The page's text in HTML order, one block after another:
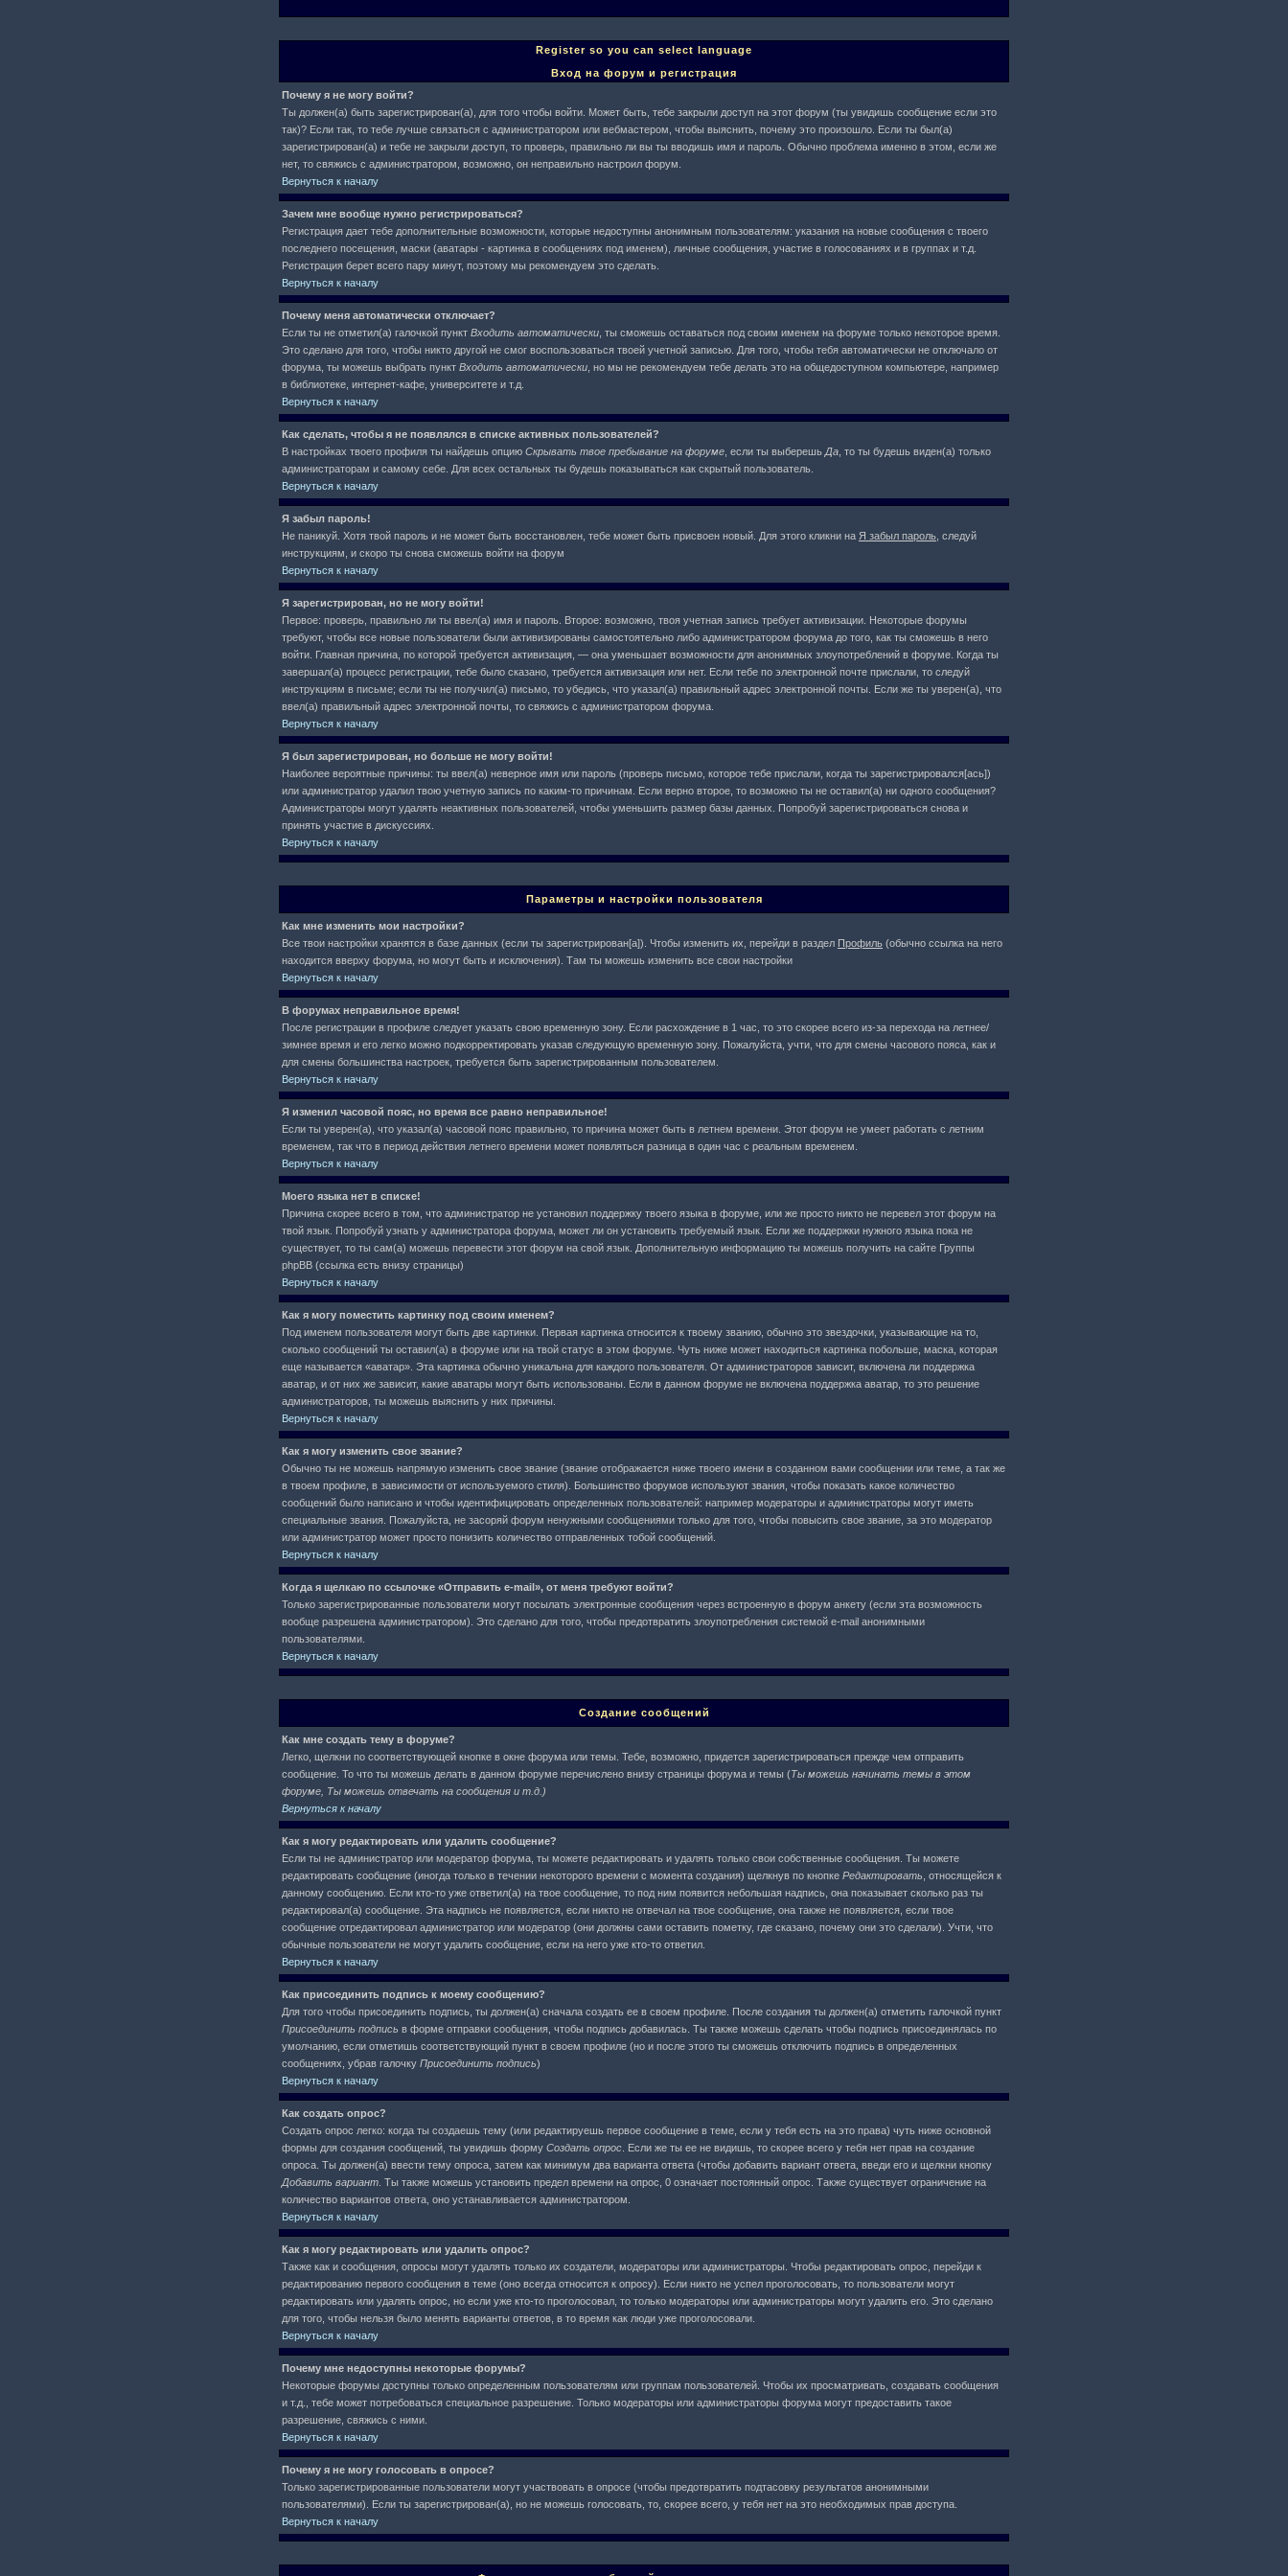
Register so you can select language
Вход на форум и регистрация
Почему я не могу войти?
Ты должен(а) быть зарегистрирован(а), для того чтобы войти. Может быть, тебе закрыли доступ на этот форум (ты увидишь сообщение если это
так)? Если так, то тебе лучше связаться с администратором или вебмастером, чтобы выяснить, почему это произошло. Если ты был(а)
зарегистрирован(а) и тебе не закрыли доступ, то проверь, правильно ли вы ты вводишь имя и пароль. Обычно проблема именно в этом, если же
нет, то свяжись с администратором, возможно, он неправильно настроил форум.
Вернуться к началу
Зачем мне вообще нужно регистрироваться?
Регистрация дает тебе дополнительные возможности, которые недоступны анонимным пользователям: указания на новые сообщения с твоего
последнего посещения, маски (аватары - картинка в сообщениях под именем), личные сообщения, участие в голосованиях и в группах и т.д.
Регистрация берет всего пару минут, поэтому мы рекомендуем это сделать.
Вернуться к началу
Почему меня автоматически отключает?
Если ты не отметил(а) галочкой пункт Входить автоматически , ты сможешь оставаться под своим именем на форуме только некоторое время.
Это сделано для того, чтобы никто другой не смог воспользоваться твоей учетной записью. Для того, чтобы тебя автоматически не отключало от
форума, ты можешь выбрать пункт Входить автоматически , но мы не рекомендуем тебе делать это на общедоступном компьютере, например
в библиотеке, интернет-кафе, университете и т.д.
Вернуться к началу
Как сделать, чтобы я не появлялся в списке активных пользователей?
В настройках твоего профиля ты найдешь опцию Скрывать твое пребывание на форуме , если ты выберешь Да , то ты будешь виден(а) только
администраторам и самому себе. Для всех остальных ты будешь показываться как скрытый пользователь.
Вернуться к началу
Я забыл пароль!
Не паникуй. Хотя твой пароль и не может быть восстановлен, тебе может быть присвоен новый. Для этого кликни на Я забыл пароль , следуй
инструкциям, и скоро ты снова сможешь войти на форум
Вернуться к началу
Я зарегистрирован, но не могу войти!
Первое: проверь, правильно ли ты ввел(а) имя и пароль. Второе: возможно, твоя учетная запись требует активизации. Некоторые форумы
требуют, чтобы все новые пользователи были активизированы самостоятельно либо администратором форума до того, как ты сможешь в него
войти. Главная причина, по которой требуется активизация, — она уменьшает возможности для анонимных злоупотреблений в форуме. Когда ты
завершал(а) процесс регистрации, тебе было сказано, требуется активизация или нет. Если тебе по электронной почте прислали, то следуй
инструкциям в письме; если ты не получил(а) письмо, то убедись, что указал(а) правильный адрес электронной почты. Если же ты уверен(а), что
ввел(а) правильный адрес электронной почты, то свяжись с администратором форума.
Вернуться к началу
Я был зарегистрирован, но больше не могу войти!
Наиболее вероятные причины: ты ввел(а) неверное имя или пароль (проверь письмо, которое тебе прислали, когда ты зарегистрировался[ась])
или администратор удалил твою учетную запись по каким-то причинам. Если верно второе, то возможно ты не оставил(а) ни одного сообщения?
Администраторы могут удалять неактивных пользователей, чтобы уменьшить размер базы данных. Попробуй зарегистрироваться снова и
принять участие в дискуссиях.
Вернуться к началу
Параметры и настройки пользователя
Как мне изменить мои настройки?
Все твои настройки хранятся в базе данных (если ты зарегистрирован[а]). Чтобы изменить их, перейди в раздел Профиль (обычно ссылка на него
находится вверху форума, но могут быть и исключения). Там ты можешь изменить все свои настройки
Вернуться к началу
В форумах неправильное время!
После регистрации в профиле следует указать свою временную зону. Если расхождение в 1 час, то это скорее всего из-за перехода на летнее/
зимнее время и его легко можно подкорректировать указав следующую временную зону. Пожалуйста, учти, что для смены часового пояса, как и
для смены большинства настроек, требуется быть зарегистрированным пользователем.
Вернуться к началу
Я изменил часовой пояс, но время все равно неправильное!
Если ты уверен(а), что указал(а) часовой пояс правильно, то причина может быть в летнем времени. Этот форум не умеет работать с летним
временем, так что в период действия летнего времени может появляться разница в один час с реальным временем.
Вернуться к началу
Моего языка нет в списке!
Причина скорее всего в том, что администратор не установил поддержку твоего языка в форуме, или же просто никто не перевел этот форум на
твой язык. Попробуй узнать у администратора форума, может ли он установить требуемый язык. Если же поддержки нужного языка пока не
существует, то ты сам(а) можешь перевести этот форум на свой язык. Дополнительную информацию ты можешь получить на сайте Группы
phpBB (ссылка есть внизу страницы)
Вернуться к началу
Как я могу поместить картинку под своим именем?
Под именем пользователя могут быть две картинки. Первая картинка относится к твоему званию, обычно это звездочки, указывающие на то,
сколько сообщений ты оставил(а) в форуме или на твой статус в этом форуме. Чуть ниже может находиться картинка побольше, маска, которая
еще называется «аватар». Эта картинка обычно уникальна для каждого пользователя. От администраторов зависит, включена ли поддержка
аватар, и от них же зависит, какие аватары могут быть использованы. Если в данном форуме не включена поддержка аватар, то это решение
администраторов, ты можешь выяснить у них причины.
Вернуться к началу
Как я могу изменить свое звание?
Обычно ты не можешь напрямую изменить свое звание (звание отображается ниже твоего имени в созданном вами сообщении или теме, а так же
в твоем профиле, в зависимости от используемого стиля). Большинство форумов используют звания, чтобы показать какое количество
сообщений было написано и чтобы идентифицировать определенных пользователей: например модераторы и администраторы могут иметь
специальные звания. Пожалуйста, не засоряй форум ненужными сообщениями только для того, чтобы повысить свое звание, за это модератор
или администратор может просто понизить количество отправленных тобой сообщений.
Вернуться к началу
Когда я щелкаю по ссылочке «Отправить e-mail», от меня требуют войти?
Только зарегистрированные пользователи могут посылать электронные сообщения через встроенную в форум анкету (если эта возможность
вообще разрешена администратором). Это сделано для того, чтобы предотвратить злоупотребления системой e-mail анонимными
пользователями.
Вернуться к началу
Создание сообщений
Как мне создать тему в форуме?
Легко, щелкни по соответствующей кнопке в окне форума или темы. Тебе, возможно, придется зарегистрироваться прежде чем отправить
сообщение. То что ты можешь делать в данном форуме перечислено внизу страницы форума и темы (Ты можешь начинать темы в этом
форуме, Ты можешь отвечать на сообщения и т.д. )
Вернуться к началу
Как я могу редактировать или удалить сообщение?
Если ты не администратор или модератор форума, ты можете редактировать и удалять только свои собственные сообщения. Ты можете
редактировать сообщение (иногда только в течении некоторого времени с момента создания) щелкнув по кнопке Редактировать , относящейся к
данному сообщению. Если кто-то уже ответил(а) на твое сообщение, то под ним появится небольшая надпись, она показывает сколько раз ты
редактировал(а) сообщение. Эта надпись не появляется, если никто не отвечал на твое сообщение, она также не появляется, если твое
сообщение отредактировал администратор или модератор (они должны сами оставить пометку, где сказано, почему они это сделали). Учти, что
обычные пользователи не могут удалить сообщение, если на него уже кто-то ответил.
Вернуться к началу
Как присоединить подпись к моему сообщению?
Для того чтобы присоединить подпись, ты должен(а) сначала создать ее в своем профиле. После создания ты должен(а) отметить галочкой пункт
Присоединить подпись в форме отправки сообщения, чтобы подпись добавилась. Ты также можешь сделать чтобы подпись присоединялась по
умолчанию, если отметишь соответствующий пункт в своем профиле (но и после этого ты сможешь отключить подпись в определенных
сообщениях, убрав галочку Присоединить подпись)
Вернуться к началу
Как создать опрос?
Создать опрос легко: когда ты создаешь тему (или редактируешь первое сообщение в теме, если у тебя есть на это права) чуть ниже основной
формы для создания сообщений, ты увидишь форму Создать опрос . Если же ты ее не видишь, то скорее всего у тебя нет прав на создание
опроса. Ты должен(а) ввести тему опроса, затем как минимум два варианта ответа (чтобы добавить вариант ответа, введи его и щелкни кнопку
Добавить вариант . Ты также можешь установить предел времени на опрос, 0 означает постоянный опрос. Также существует ограничение на
количество вариантов ответа, оно устанавливается администратором.
Вернуться к началу
Как я могу редактировать или удалить опрос?
Также как и сообщения, опросы могут удалять только их создатели, модераторы или администраторы. Чтобы редактировать опрос, перейди к
редактированию первого сообщения в теме (оно всегда относится к опросу). Если никто не успел проголосовать, то пользователи могут
редактировать или удалять опрос, но если уже кто-то проголосовал, то только модераторы или администраторы могут удалить его. Это сделано
для того, чтобы нельзя было менять варианты ответов, в то время как люди уже проголосовали.
Вернуться к началу
Почему мне недоступны некоторые форумы?
Некоторые форумы доступны только определенным пользователям или группам пользователей. Чтобы их просматривать, создавать сообщения
и т.д., тебе может потребоваться специальное разрешение. Только модераторы или администраторы форума могут предоставить такое
разрешение, свяжись с ними.
Вернуться к началу
Почему я не могу голосовать в опросе?
Только зарегистрированные пользователи могут участвовать в опросе (чтобы предотвратить подтасовку результатов анонимными
пользователями). Если ты зарегистрирован(а), но не можешь голосовать, то, скорее всего, у тебя нет на это необходимых прав доступа.
Вернуться к началу